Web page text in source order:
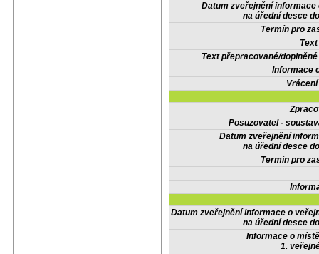
Datum zveřejnění informace
na úřední desce
Termín pro
Text přepracované/
Informace
Posuzovatel -
Datum zveřejnění
na úřední desce
Termín pro
Datum zveřejnění informace o
na úřední desce
Informace o
1.